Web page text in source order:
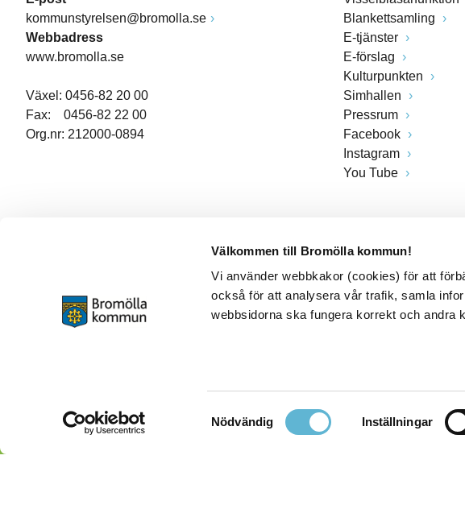
Välkommen till Bromölla kommun!
Vi använder webbkakor (cookies) för att
också för att analysera vår trafik, samla
webbsidorna ska fungera korrekt och andra
Samtyckesval
Nödvändig Inställningar
kommunstyrelsen@bromolla.se
Webbadress
www.bromolla.se
Växel: 0456-82 20 00
Fax: 0456-82 22 00
Org.nr: 212000-0894
Blankettsamling
E-tjänster
E-förslag
Kulturpunkten
Simhallen
Pressrum
Facebook
Instagram
You Tube